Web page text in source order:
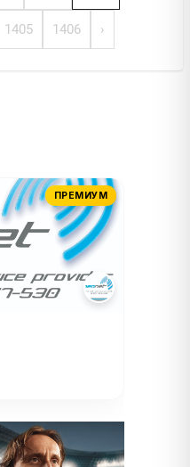
1405 1406 ›
ПРЕМИУМ